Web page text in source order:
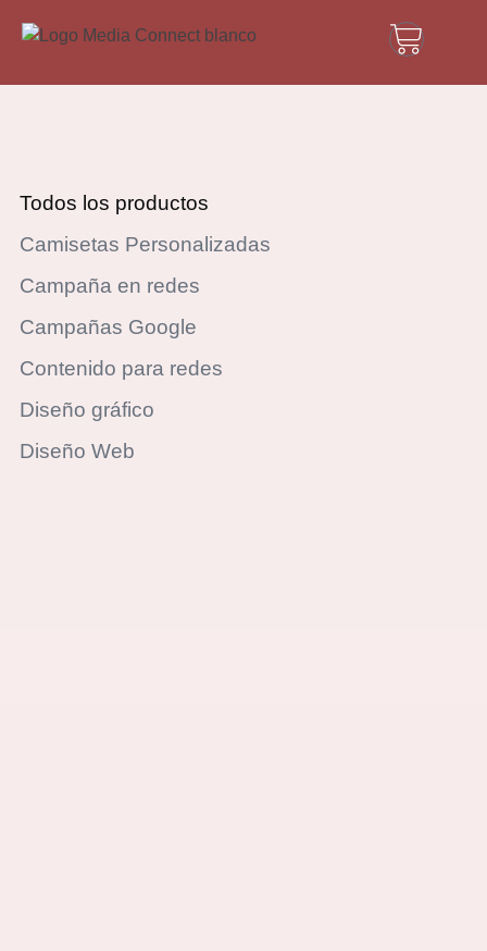
Camisetas Personalizadas
Campaña en redes
Campañas Google
Contenido para redes
Diseño gráfico
Diseño Web
Todos los productos